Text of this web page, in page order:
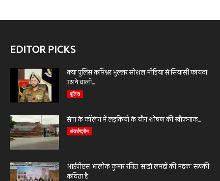
EDITOR PICKS
क्या पुलिस कमिश्नर भुल्लर सोशल मीडिया से सियासी फायदा
उठाने वाली...
पुलिस
सेना के कॉलेज में लड़कियों के यौन शोषण की खौफनाक...
अंतर्राष्ट्रीय
आईपीएस आलोक कुमार रचित ‘साझे लमहों की महक’ सबकी
कविता है